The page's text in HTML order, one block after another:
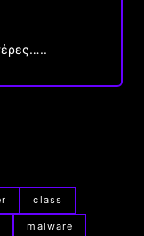
class
malware